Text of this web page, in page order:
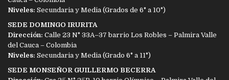
Niveles: Secundaria y Media (Grados de 6° a 10°)
SEDE DOMINGO IRURITA
Dirección: Calle 23 N° 33A–37 barrio Los Robles – Palmira Valle
del Cauca – Colombia
Niveles: Secundaria y Media (Grado 6° a 11°)
SEDE MONSEÑOR GUILLERMO BECERRA